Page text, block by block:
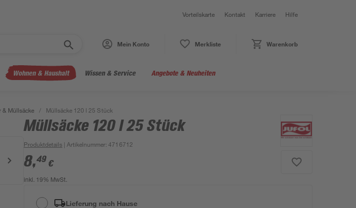
Vorteilskarte Kontakt Karriere Hilfe
Mein Konto Merkliste Warenkorb
Wohnen & Haushalt Wissen & Service Angebote & Neuheiten
& Müllsäcke / Müllsäcke 120 l 25 Stück
Müllsäcke 120 l 25 Stück
Produktdetails | Artikelnummer:4716712
8,49 €
inkl. 19% MwSt.
Lieferung nach Hause